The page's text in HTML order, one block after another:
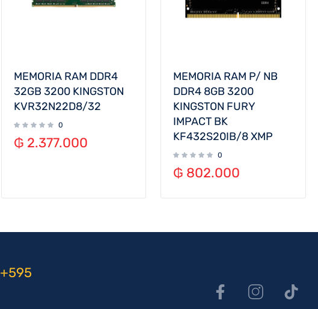
MEMORIA RAM DDR4
32GB 3200 KINGSTON
KVR32N22D8/32
0
₲ 2.377.000
MEMORIA RAM P/ NB
DDR4 8GB 3200
KINGSTON FURY
IMPACT BK
KF432S20IB/8 XMP
0
₲ 802.000
+595